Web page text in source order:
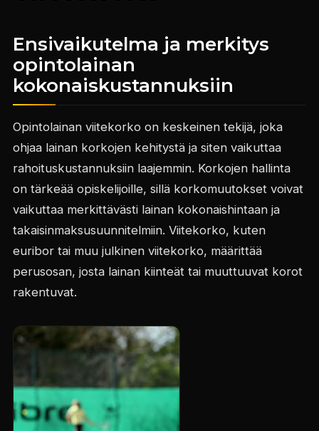
Ensivaikutelma ja merkitys
opintolainan
kokonaiskustannuksiin
Opintolainan viitekorko on keskeinen tekijä, joka
ohjaa lainan korkojen kehitystä ja siten vaikuttaa
rahoituskustannuksiin laajemmin. Korkojen hallinta
on tärkeää opiskelijoille, sillä korkomuutokset voivat
vaikuttaa merkittävästi lainan kokonaishintaan ja
takaisinmaksusuunnitelmiin. Viitekorko, kuten
euribor tai muu julkinen viitekorko, määrittää
perusosan, josta lainan kiinteät tai muuttuuvat korot
rakentuvat.